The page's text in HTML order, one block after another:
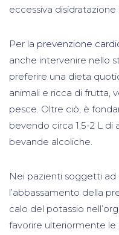
eccessiva
Per la prevenzione
anche intervenire nello
preferire una dieta
animali e ricca di frutta,
pesce. Oltre ciò, è
bevendo circa 1,5-2 L
bevande alcoliche.
Nei pazienti soggetti ad
l’abbassamento della
calo del potassio
favorire ulteriormente le